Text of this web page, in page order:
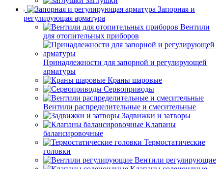
Запорная и
регулирующая арматура
Вентили
для отопительных приборов
Принадлежности для запорной и регулирующей
арматуры
Краны шаровые
Сервоприводы
Вентили распределительные и смесительные
Задвижки и затворы
Клапаны
балансировочные
Термостатические
головки
Вентили регулирующие